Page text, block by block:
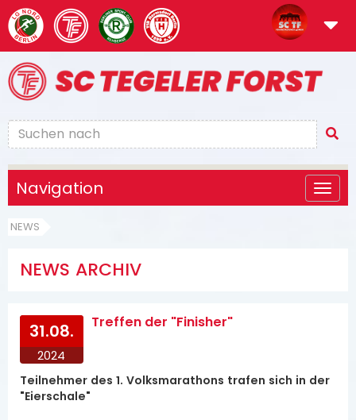
Navigation
NEWS
NEWS ARCHIV
31.08.
2024
Treffen der "Finisher"
Teilnehmer des 1. Volksmarathons trafen sich in der
"Eierschale"